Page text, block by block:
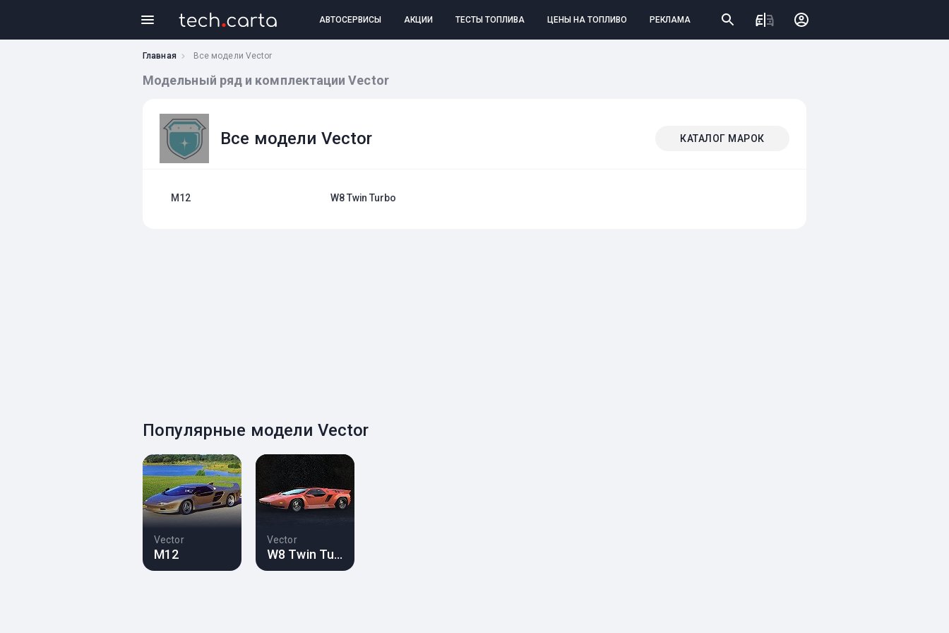
АВТОСЕРВИСЫ АКЦИИ ТЕСТЫ ТОПЛИВА ЦЕНЫ НА ТОПЛИВО РЕКЛАМА
Главная Все модели Vector
Модельный ряд и комплектации Vector
Все модели Vector КАТАЛОГ МАРОК
M12 W8 Twin Turbo
Популярные модели Vector
Vector
M12
Vector
W8 Twin Turbo